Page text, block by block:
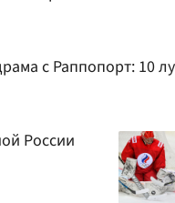
с Раппопорт: 10
России